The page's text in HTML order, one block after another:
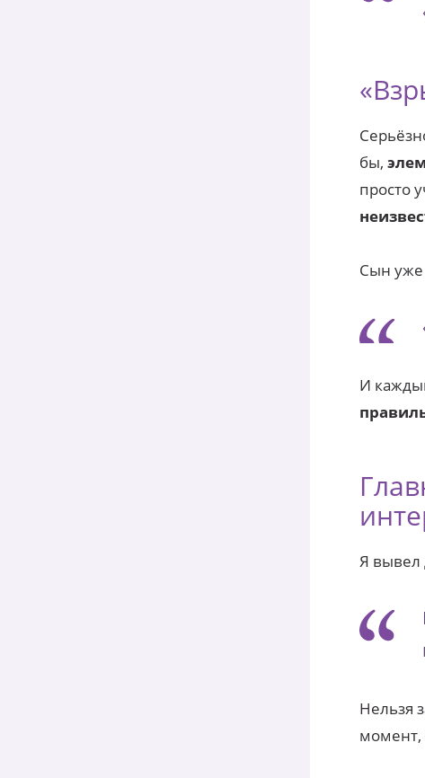
бы,
просто
Сын уже
И
Я вывел
Нельзя
момент,